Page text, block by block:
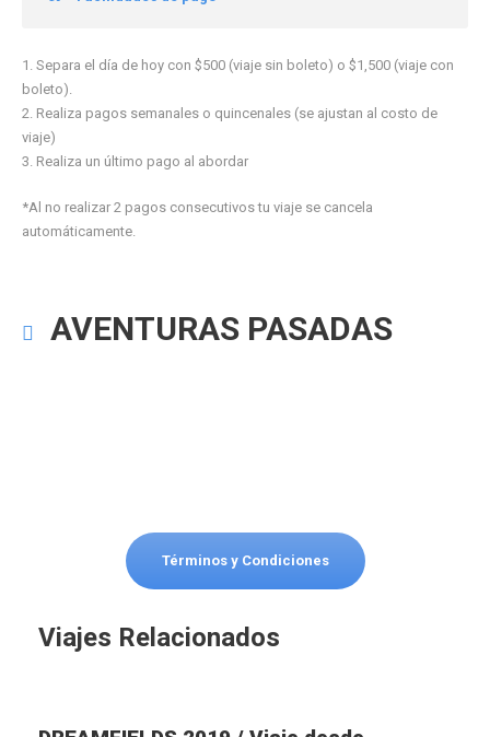
1. Separa el día de hoy con $500 (viaje sin boleto) o $1,500 (viaje con
boleto).
2. Realiza pagos semanales o quincenales (se ajustan al costo de
viaje)
3. Realiza un último pago al abordar
*Al no realizar 2 pagos consecutivos tu viaje se cancela
automáticamente.
AVENTURAS PASADAS
Términos y Condiciones
Viajes Relacionados